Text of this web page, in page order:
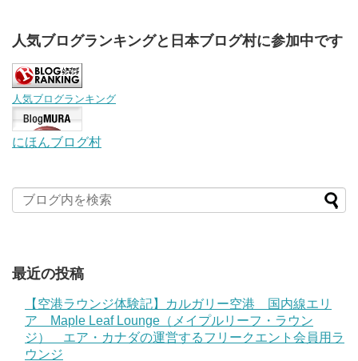
人気ブログランキングと日本ブログ村に参加中です
人気ブログランキング
にほんブログ村
最近の投稿
【空港ラウンジ体験記】カルガリー空港 国内線エリ
ア Maple Leaf Lounge（メイプルリーフ・ラウン
ジ） エア・カナダの運営するフリークエント会員用ラ
ウンジ